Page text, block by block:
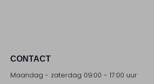
CONTACT
Maandag - zaterdag 09:00 - 17:00 uur